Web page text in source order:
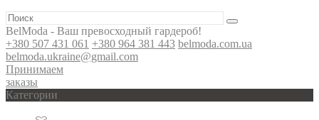
BelModa - Ваш превосходный гардероб!
+380 507 431 061 +380 964 381 443 belmoda.com.ua
belmoda.ukraine@gmail.com
Принимаем
заказы
Категории